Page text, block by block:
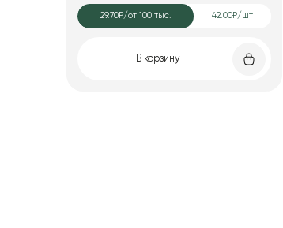
29.70₽/от 100 тыс. 42.00₽/шт
В корзину